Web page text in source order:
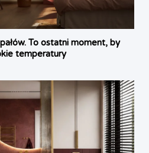
To ostatni moment, by
temperatury